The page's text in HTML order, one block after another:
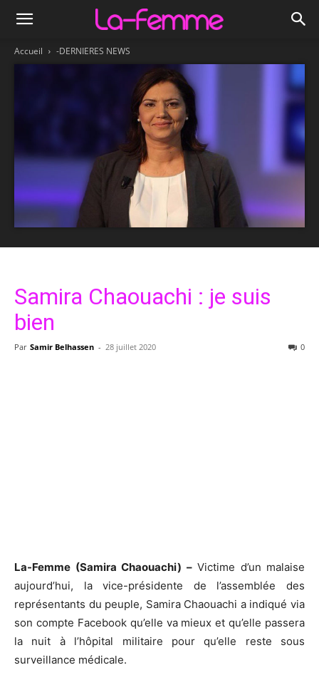
Accueil -DERNIERES NEWS
Samira Chaouachi : je suis
bien
Par Samir Belhassen - 28 juillet 2020 0
La-Femme (Samira Chaouachi) –Victime d’un malaise
aujourd’hui, la vice-présidente de l’assemblée des
représentants du peuple, Samira Chaouachi a indiqué via
son compte Facebook qu’elle va mieux et qu’elle passera
la nuit à l’hôpital militaire pour qu’elle reste sous
surveillance médicale.